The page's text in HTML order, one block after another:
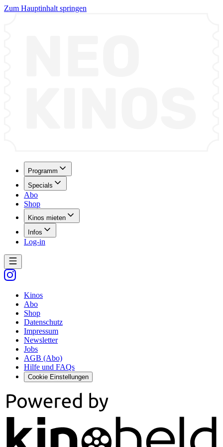
Zum Hauptinhalt springen
Programm
Specials
Abo
Shop
Kinos mieten
Infos
Log-in
Kinos
Abo
Shop
Datenschutz
Impressum
Newsletter
Jobs
AGB (Abo)
Hilfe und FAQs
Cookie Einstellungen